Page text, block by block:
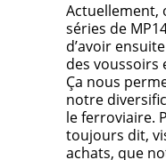
Actuellement,
séries de
d’avoir
des voussoirs
Ça nous
notre
le ferroviaire.
toujours dit,
achats, que